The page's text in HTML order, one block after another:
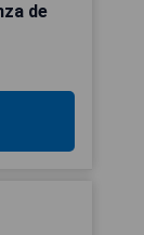
de